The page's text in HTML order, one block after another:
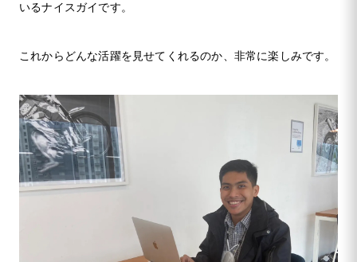
いるナイスガイです。
これからどんな活躍を見せてくれるのか、非常に楽しみです。